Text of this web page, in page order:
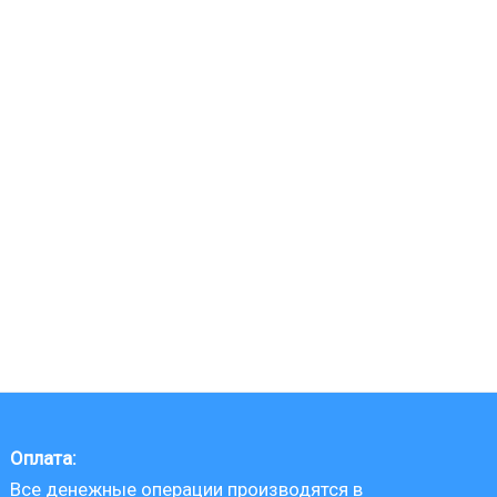
Оплата:
Все денежные операции производятся в